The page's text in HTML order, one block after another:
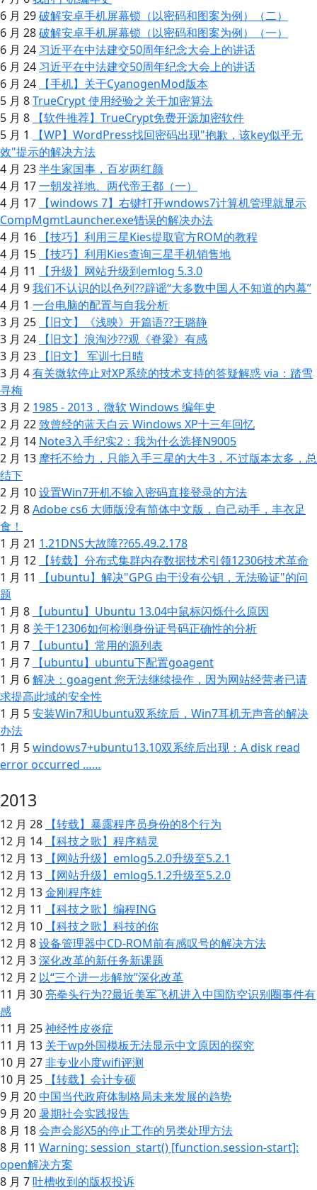
6 月 29破解安卓手机屏幕锁（以密码和图案为例）（二）
6 月 28破解安卓手机屏幕锁（以密码和图案为例）（一）
6 月 24 习近平在中法建交50周年纪念大会上的讲话
6 月 24 习近平在中法建交50周年纪念大会上的讲话
6 月 24
【手机】关于CyanogenMod版本
5 月 8TrueCrypt 使用经验之关于加密算法
5 月 8
【软件推荐】TrueCrypt免费开源加密软件
5 月 1
【WP】WordPress找回密码出现"抱歉，该key似乎无
效"提示的解决方法
4 月 23半生家国事，百岁两红颜
4 月 17一朝发祥地、两代帝王都（一）
4 月 17
【windows 7】右键打开wndows7计算机管理就显示
CompMgmtLauncher.exe错误的解决办法
4 月 16
【技巧】利用三星Kies提取官方ROM的教程
4 月 15
【技巧】利用Kies查询三星手机销售地
4 月 11
【升级】网站升级到emlog 5.3.0
4 月 9我们不认识的以色列??辟谣“大多数中国人不知道的内幕”
4 月 1 一台电脑的配置与自我分析
3 月 25
【旧文】《浅映》开篇语??王璐静
3 月 24
【旧文】浪淘沙??观《脊梁》有感
3 月 23
【旧文】 军训七日晴
3 月 4有关微软停止对XP系统的技术支持的答疑解惑 via：踏雪
寻梅
3 月 2 1985 - 2013，微软 Windows 编年史
2 月 22致曾经的蓝天白云 Windows XP十三年回忆
2 月 14 Note3入手纪实2：我为什么选择N9005
2 月 13 摩托不给力，只能入手三星的大牛3，不过版本太多，总
结下
2 月 10设置Win7开机不输入密码直接登录的方法
2 月 8Adobe cs6 大师版没有简体中文版，自己动手，丰衣足
食！
1 月 21 1.21DNS大故障??65.49.2.178
1 月 12
【转载】分布式集群内存数据技术引领12306技术革命
1 月 11
【ubuntu】解决"GPG 由于没有公钥，无法验证"的问
题
1 月 8
【ubuntu】Ubuntu 13.04中鼠标闪烁什么原因
1 月 8 关于12306如何检测身份证号码正确性的分析
1 月 7
【ubuntu】常用的源列表
1 月 7
【ubuntu】ubuntu下配置goagent
1 月 6解决：goagent 您无法继续操作，因为网站经营者已请
求提高此域的安全性
1 月 5安装Win7和Ubuntu双系统后，Win7耳机无声音的解决
办法
1 月 5windows7+ubuntu13.10双系统后出现：A disk read
error occurred ……
2013
12 月 28
【转载】暴露程序员身份的8个行为
12 月 14
【科技之歌】程序精灵
12 月 13
【网站升级】emlog5.2.0升级至5.2.1
12 月 13
【网站升级】emlog5.1.2升级至5.2.0
12 月 13金刚程序娃
12 月 11
【科技之歌】编程ING
12 月 10
【科技之歌】科技的你
12 月 8设备管理器中CD-ROM前有感叹号的解决方法
12 月 3深化改革的新任务新课题
12 月 2 以“三个进一步解放”深化改革
11 月 30亮拳头行为??最近美军飞机进入中国防空识别圈事件有
感
11 月 25神经性皮炎症
11 月 13 关于wp外国模板无法显示中文原因的探究
10 月 27非专业小度wifi评测
10 月 25
【转载】会计专硕
9 月 20中国当代政府体制格局未来发展的趋势
9 月 20暑期社会实践报告
8 月 18会声会影X5的停止工作的另类处理方法
8 月 11 Warning: session_start() [function.session-start]:
open解决方案
8 月 7吐槽收到的版权投诉